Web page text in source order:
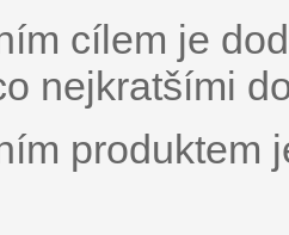
cílem je
nejkratšími
produktem